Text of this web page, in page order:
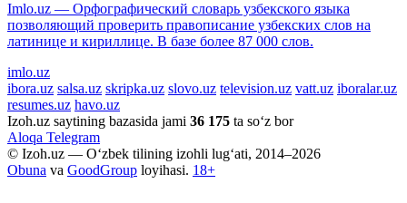
Imlo.uz — Орфографический словарь узбекского языка
позволяющий проверить правописание узбекских слов на
латинице и кириллице. В базе более 87 000 слов.
imlo.uz
ibora.uz salsa.uz skripka.uz slovo.uz television.uz vatt.uz iboralar.uz
resumes.uz havo.uz
Izoh.uz saytining bazasida jami 36 175 ta so‘z bor
Aloqa Telegram
© Izoh.uz — O‘zbek tilining izohli lug‘ati, 2014–2026
Obuna va GoodGroup loyihasi. 18+